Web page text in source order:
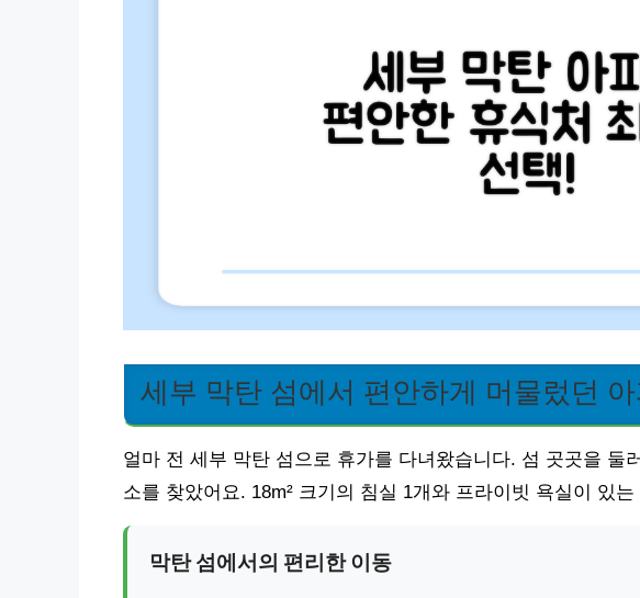
세부 막탄 섬에서 편안하게 머물렀던
얼마 전 세부 막탄 섬으로 휴가를 다녀왔습니다. 섬 곳곳을 둘
소를 찾았어요. 18m² 크기의 침실 1개와 프라이빗 욕실이 있
막탄 섬에서의 편리한 이동